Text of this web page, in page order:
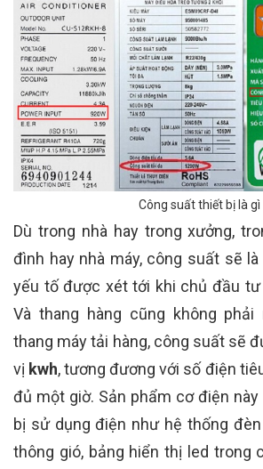
Công suất thiết bị là gì
Dù trong nhà hay trong xưởng,
đình hay nhà máy, công suất sẽ
yếu tố được xét tới khi chủ đầu
Và thang hàng cũng không
thang máy tải hàng, công suất sẽ
vị kwh, tương đương với số điện
đủ một giờ. Sản phẩm cơ điện
bị sử dụng điện như hệ thống
thông gió, bảng hiển thị led trong